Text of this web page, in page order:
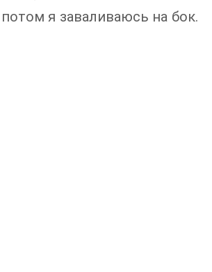
я заваливаюсь на бок.